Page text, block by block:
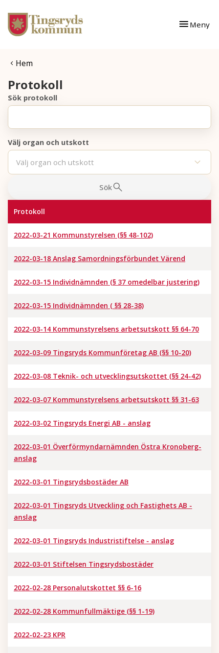
Gå till innehåll
Gå till huvudmeny
Meny
Du är här:
Hem
Protokoll
Sök protokoll
Välj organ och utskott
Välj organ och utskott
Sök
Protokoll
2022-03-21 Kommunstyrelsen (§§ 48-102)
2022-03-18 Anslag Samordningsförbundet Värend
2022-03-15 Individnämnden (§ 37 omedelbar justering)
2022-03-15 Individnämnden ( §§ 28-38)
2022-03-14 Kommunstyrelsens arbetsutskott §§ 64-70
2022-03-09 Tingsryds Kommunföretag AB (§§ 10-20)
2022-03-08 Teknik- och utvecklingsutskottet (§§ 24-42)
2022-03-07 Kommunstyrelsens arbetsutskott §§ 31-63
2022-03-02 Tingsryds Energi AB - anslag
2022-03-01 Överförmyndarnämnden Östra Kronoberg-
anslag
2022-03-01 Tingsrydsbostäder AB
2022-03-01 Tingsryds Utveckling och Fastighets AB -
anslag
2022-03-01 Tingsryds Industristiftelse - anslag
2022-03-01 Stiftelsen Tingsrydsbostäder
2022-02-28 Personalutskottet §§ 6-16
2022-02-28 Kommunfullmäktige (§§ 1-19)
2022-02-23 KPR